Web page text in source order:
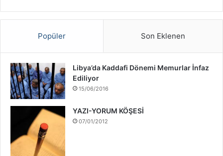
Popüler Son Eklenen
Libya’da Kaddafi Dönemi Memurlar İnfaz
Ediliyor
15/06/2016
YAZI-YORUM KÖŞESİ
07/01/2012